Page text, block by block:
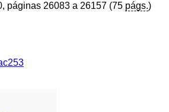
páginas 26083 a 26157 (75 págs.)